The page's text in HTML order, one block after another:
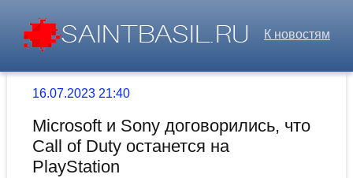
К новостям
16.07.2023 21:40
Microsoft и Sony договорились, что
Call of Duty останется на
PlayStation